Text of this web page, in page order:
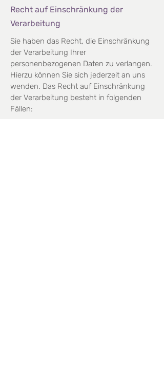
Recht auf Einschränkung der
Verarbeitung
Sie haben das Recht, die Einschränkung
der Verarbeitung Ihrer
personenbezogenen Daten zu verlangen.
Hierzu können Sie sich jederzeit an uns
wenden. Das Recht auf Einschränkung
der Verarbeitung besteht in folgenden
Fällen: